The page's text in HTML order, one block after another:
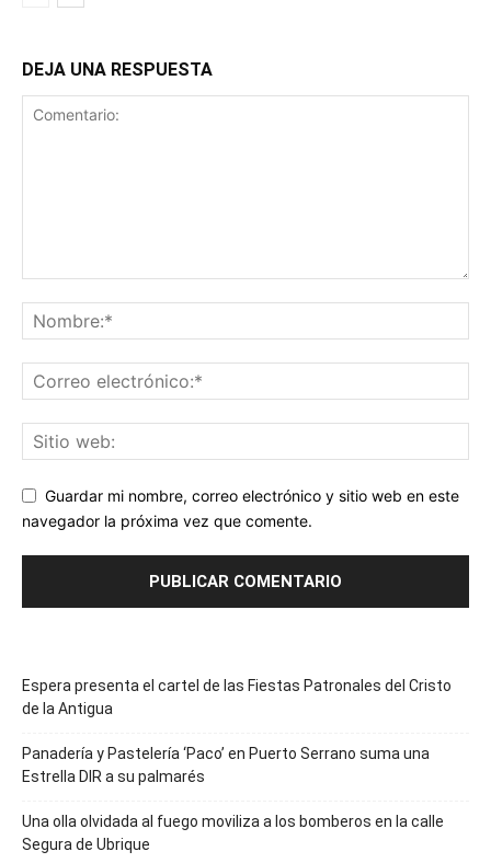
DEJA UNA RESPUESTA
Guardar mi nombre, correo electrónico y sitio web en este
navegador la próxima vez que comente.
Espera presenta el cartel de las Fiestas Patronales del Cristo
de la Antigua
Panadería y Pastelería ‘Paco’ en Puerto Serrano suma una
Estrella DIR a su palmarés
Una olla olvidada al fuego moviliza a los bomberos en la calle
Segura de Ubrique